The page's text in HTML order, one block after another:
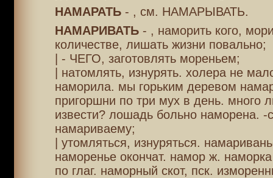
НАМАРАТЬ- , см. НАМАРЫВАТЬ.
НАМАРИВАТЬ- , наморить кого,
количестве, лишать жизни повально;
| - ЧЕГО, заготовлять мореньем;
| натомлять, изнурять. холера не
наморила. мы горьким деревом
пригоршни по три мух в день. много
извести? лошадь больно наморена. -
намариваему;
| утомляться, изнуряться.
наморенье окончат. намор ж.
по глаг. наморный скот, пск.